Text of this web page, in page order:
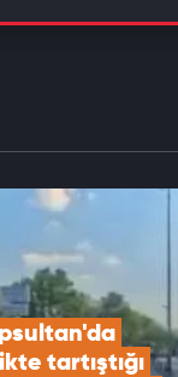
tartıştığı